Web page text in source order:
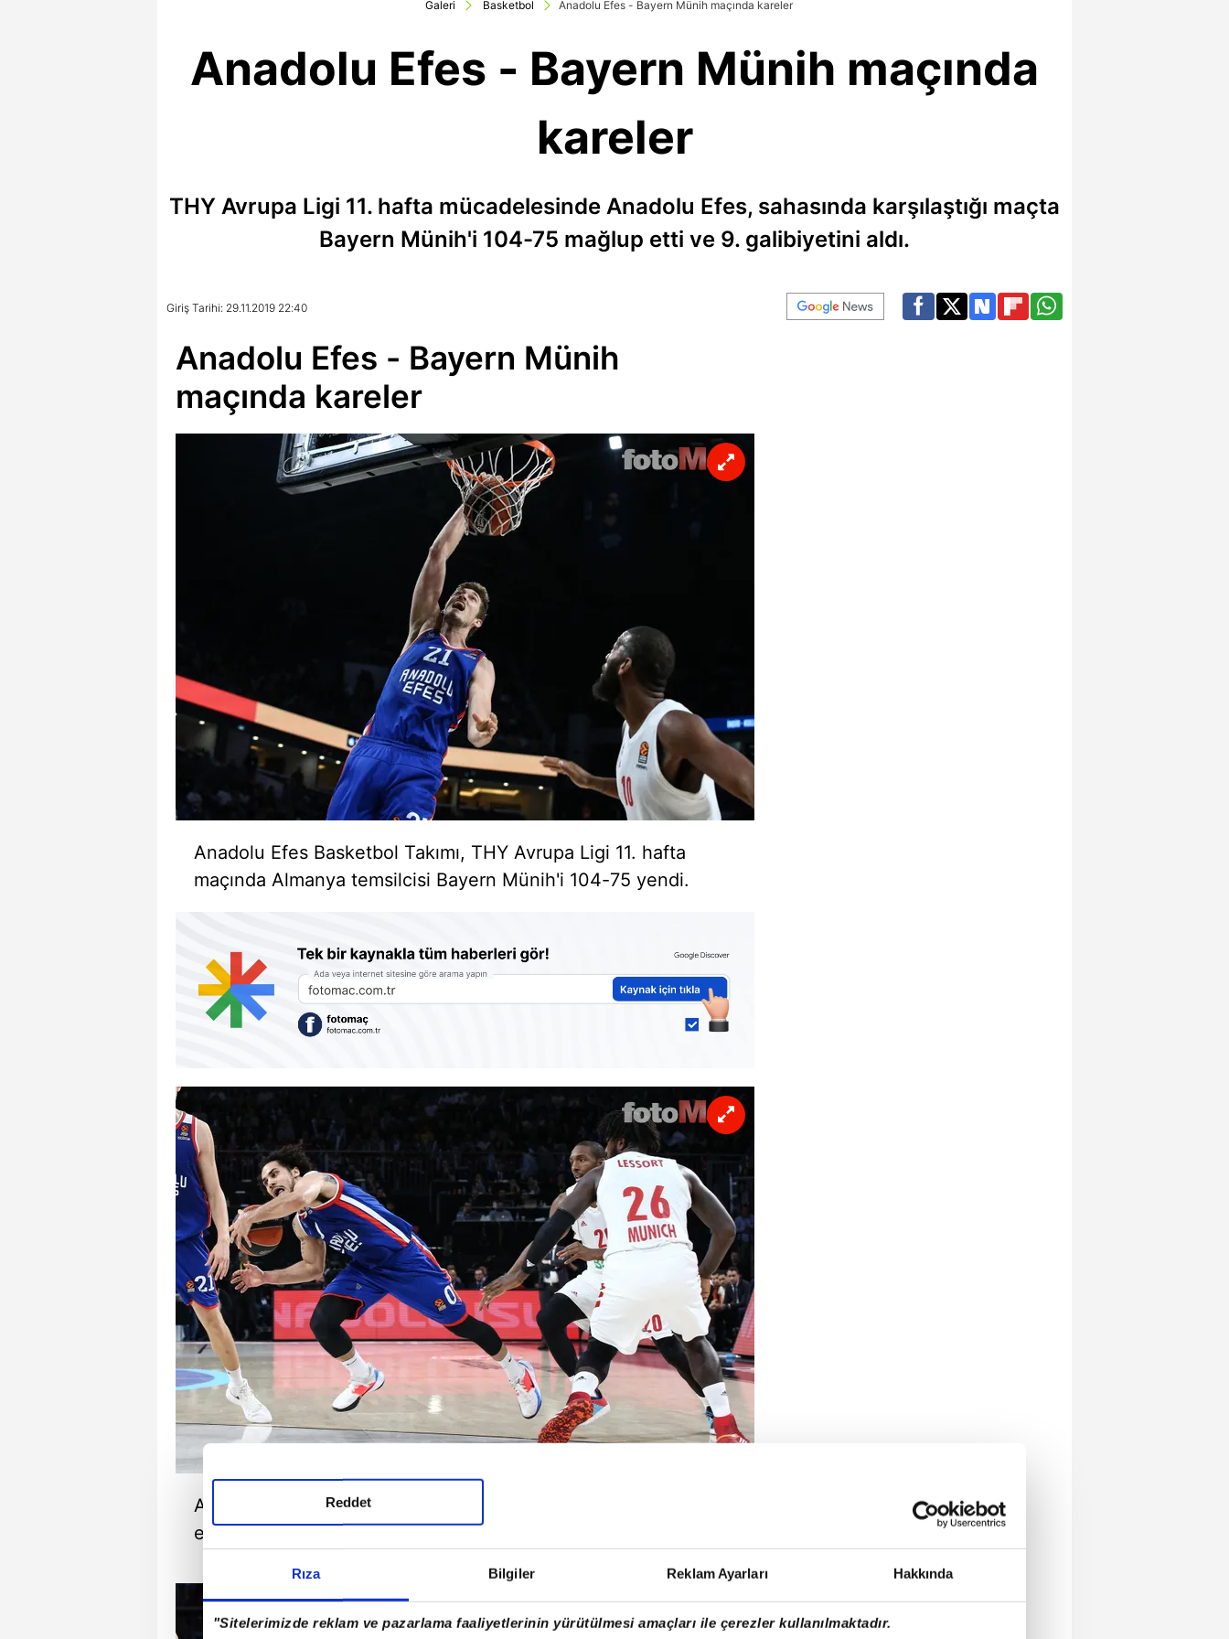
Rıza Bilgiler Reklam Ayarları Hakkında
"Sitelerimizde reklam ve pazarlama faaliyetlerinin yürütülmesi amaçları ile çerezler kullanılmaktadır.
Reddet
Galeri Basketbol Anadolu Efes - Bayern Münih maçında kareler
Anadolu Efes - Bayern Münih maçında
kareler
THY Avrupa Ligi 11. hafta mücadelesinde Anadolu Efes, sahasında karşılaştığı maçta
Bayern Münih'i 104-75 mağlup etti ve 9. galibiyetini aldı.
Giriş Tarihi: 29.11.2019 22:40
Anadolu Efes - Bayern Münih
maçında kareler
Anadolu Efes Basketbol Takımı, THY Avrupa Ligi 11. hafta
maçında Almanya temsilcisi Bayern Münih'i 104-75 yendi.
Anadolu Efes ligde üst üste 5 toplamda da 9. galibiyetini elde
etti. Bayern Münih ise 7. kez mağlup oldu.